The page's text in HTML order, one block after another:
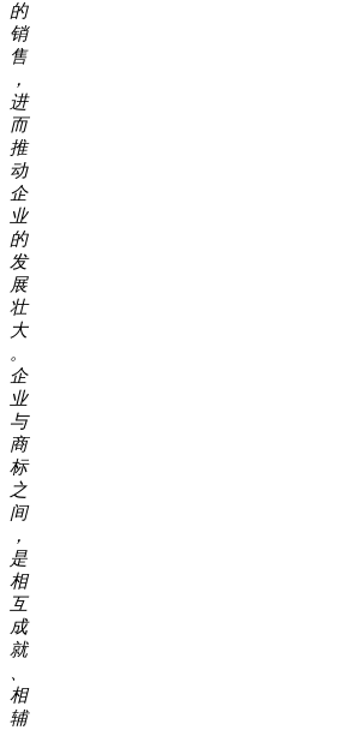
的
销
售
，
进
而
推
动
企
业
的
发
展
壮
大
。
企
业
与
商
标
之
间
，
是
相
互
成
就
、
相
辅